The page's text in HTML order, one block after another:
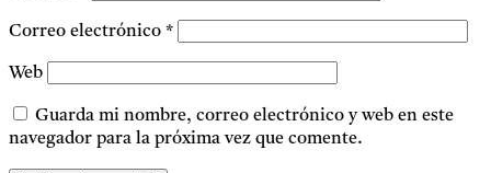
Correo electrónico *
Web
Guarda mi nombre, correo electrónico y web en este
navegador para la próxima vez que comente.